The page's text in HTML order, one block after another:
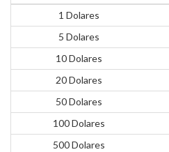
1 Dolares
5 Dolares
10 Dolares
20 Dolares
50 Dolares
100 Dolares
500 Dolares